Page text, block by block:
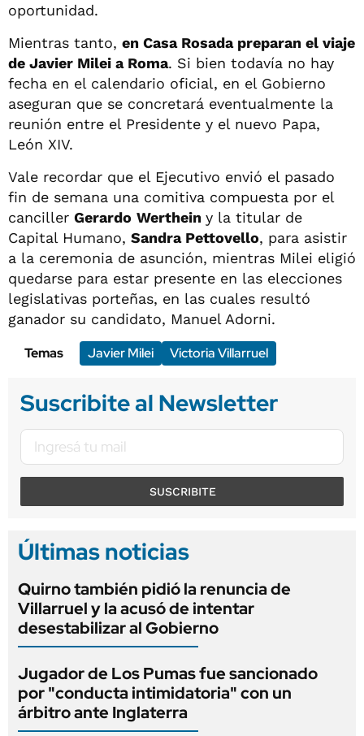
oportunidad.
Mientras tanto, en Casa Rosada preparan el viaje
de Javier Milei a Roma. Si bien todavía no hay
fecha en el calendario oficial, en el Gobierno
aseguran que se concretará eventualmente la
reunión entre el Presidente y el nuevo Papa,
León XIV.
Vale recordar que el Ejecutivo envió el pasado
fin de semana una comitiva compuesta por el
canciller Gerardo Werthein y la titular de
Capital Humano, Sandra Pettovello, para asistir
a la ceremonia de asunción, mientras Milei eligió
quedarse para estar presente en las elecciones
legislativas porteñas, en las cuales resultó
ganador su candidato, Manuel Adorni.
Temas
Javier Milei Victoria Villarruel
Suscribite al Newsletter
SUSCRIBITE
Últimas noticias
Quirno también pidió la renuncia de
Villarruel y la acusó de intentar
desestabilizar al Gobierno
Jugador de Los Pumas fue sancionado
por "conducta intimidatoria" con un
árbitro ante Inglaterra